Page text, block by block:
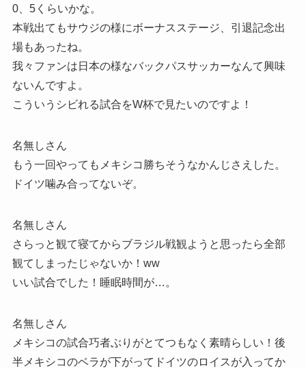
0、5くらいかな。
本戦出てもサウジの様にボーナスステージ、引退記念出
場もあったね。
我々ファンは日本の様なバックパスサッカーなんて興味
ないんですよ。
こういうシビれる試合をW杯で見たいのですよ！
名無しさん
もう一回やってもメキシコ勝ちそうなかんじさえした。
ドイツ噛み合ってないぞ。
名無しさん
さらっと観て寝てからブラジル戦観ようと思ったら全部
観てしまったじゃないか！ww
いい試合でした！睡眠時間が…。
名無しさん
メキシコの試合巧者ぶりがとてつもなく素晴らしい！後
半メキシコのベラが下がってドイツのロイスが入ってか